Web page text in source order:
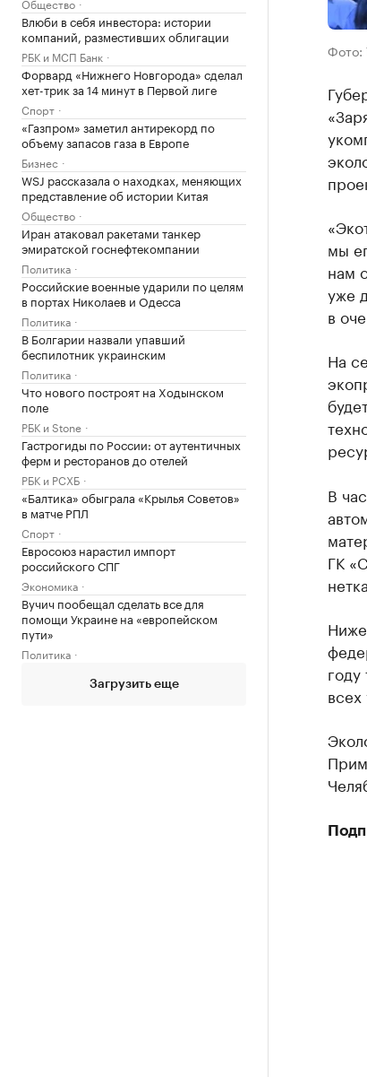
Влюби в себя инвестора: истории
компаний, разместивших облигации
РБК и МСП Банк
Форвард «Нижнего Новгорода» сделал
хет-трик за 14 минут в Первой лиге
Спорт
«Газпром» заметил антирекорд по
объему запасов газа в Европе
Бизнес
WSJ рассказала о находках, меняющих
представление об истории Китая
Общество
Иран атаковал ракетами танкер
эмиратской госнефтекомпании
Политика
Российские военные ударили по целям
в портах Николаев и Одесса
Политика
В Болгарии назвали упавший
беспилотник украинским
Политика
Что нового построят на Ходынском
поле
РБК и Stone
Гастрогиды по России: от аутентичных
ферм и ресторанов до отелей
РБК и РСХБ
«Балтика» обыграла «Крылья Советов»
в матче РПЛ
Спорт
Евросоюз нарастил импорт
российского СПГ
Экономика
Вучич пообещал сделать все для
помощи Украине на «европейском
пути»
Политика
Загрузить еще
Фото:
мы
нам
уже
в
На
В
ГК
всех